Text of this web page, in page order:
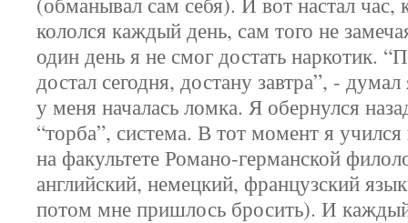
кололся каждый день, сам того не
один день я не смог достать наркотик.
достал сегодня, достану завтра”, -
у меня началась ломка. Я обернулся
“торба”, система. В тот момент я учился
на факультете Романо-германской
английский, немецкий, французский
потом мне пришлось бросить). И